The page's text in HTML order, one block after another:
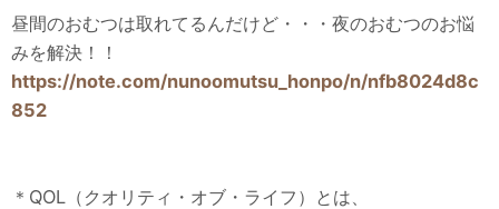
昼間のおむつは取れてるんだけど・・・夜のおむつのお悩
みを解決！！
https://note.com/nunoomutsu_honpo/n/nfb8024d8c
852
＊QOL（クオリティ・オブ・ライフ）とは、